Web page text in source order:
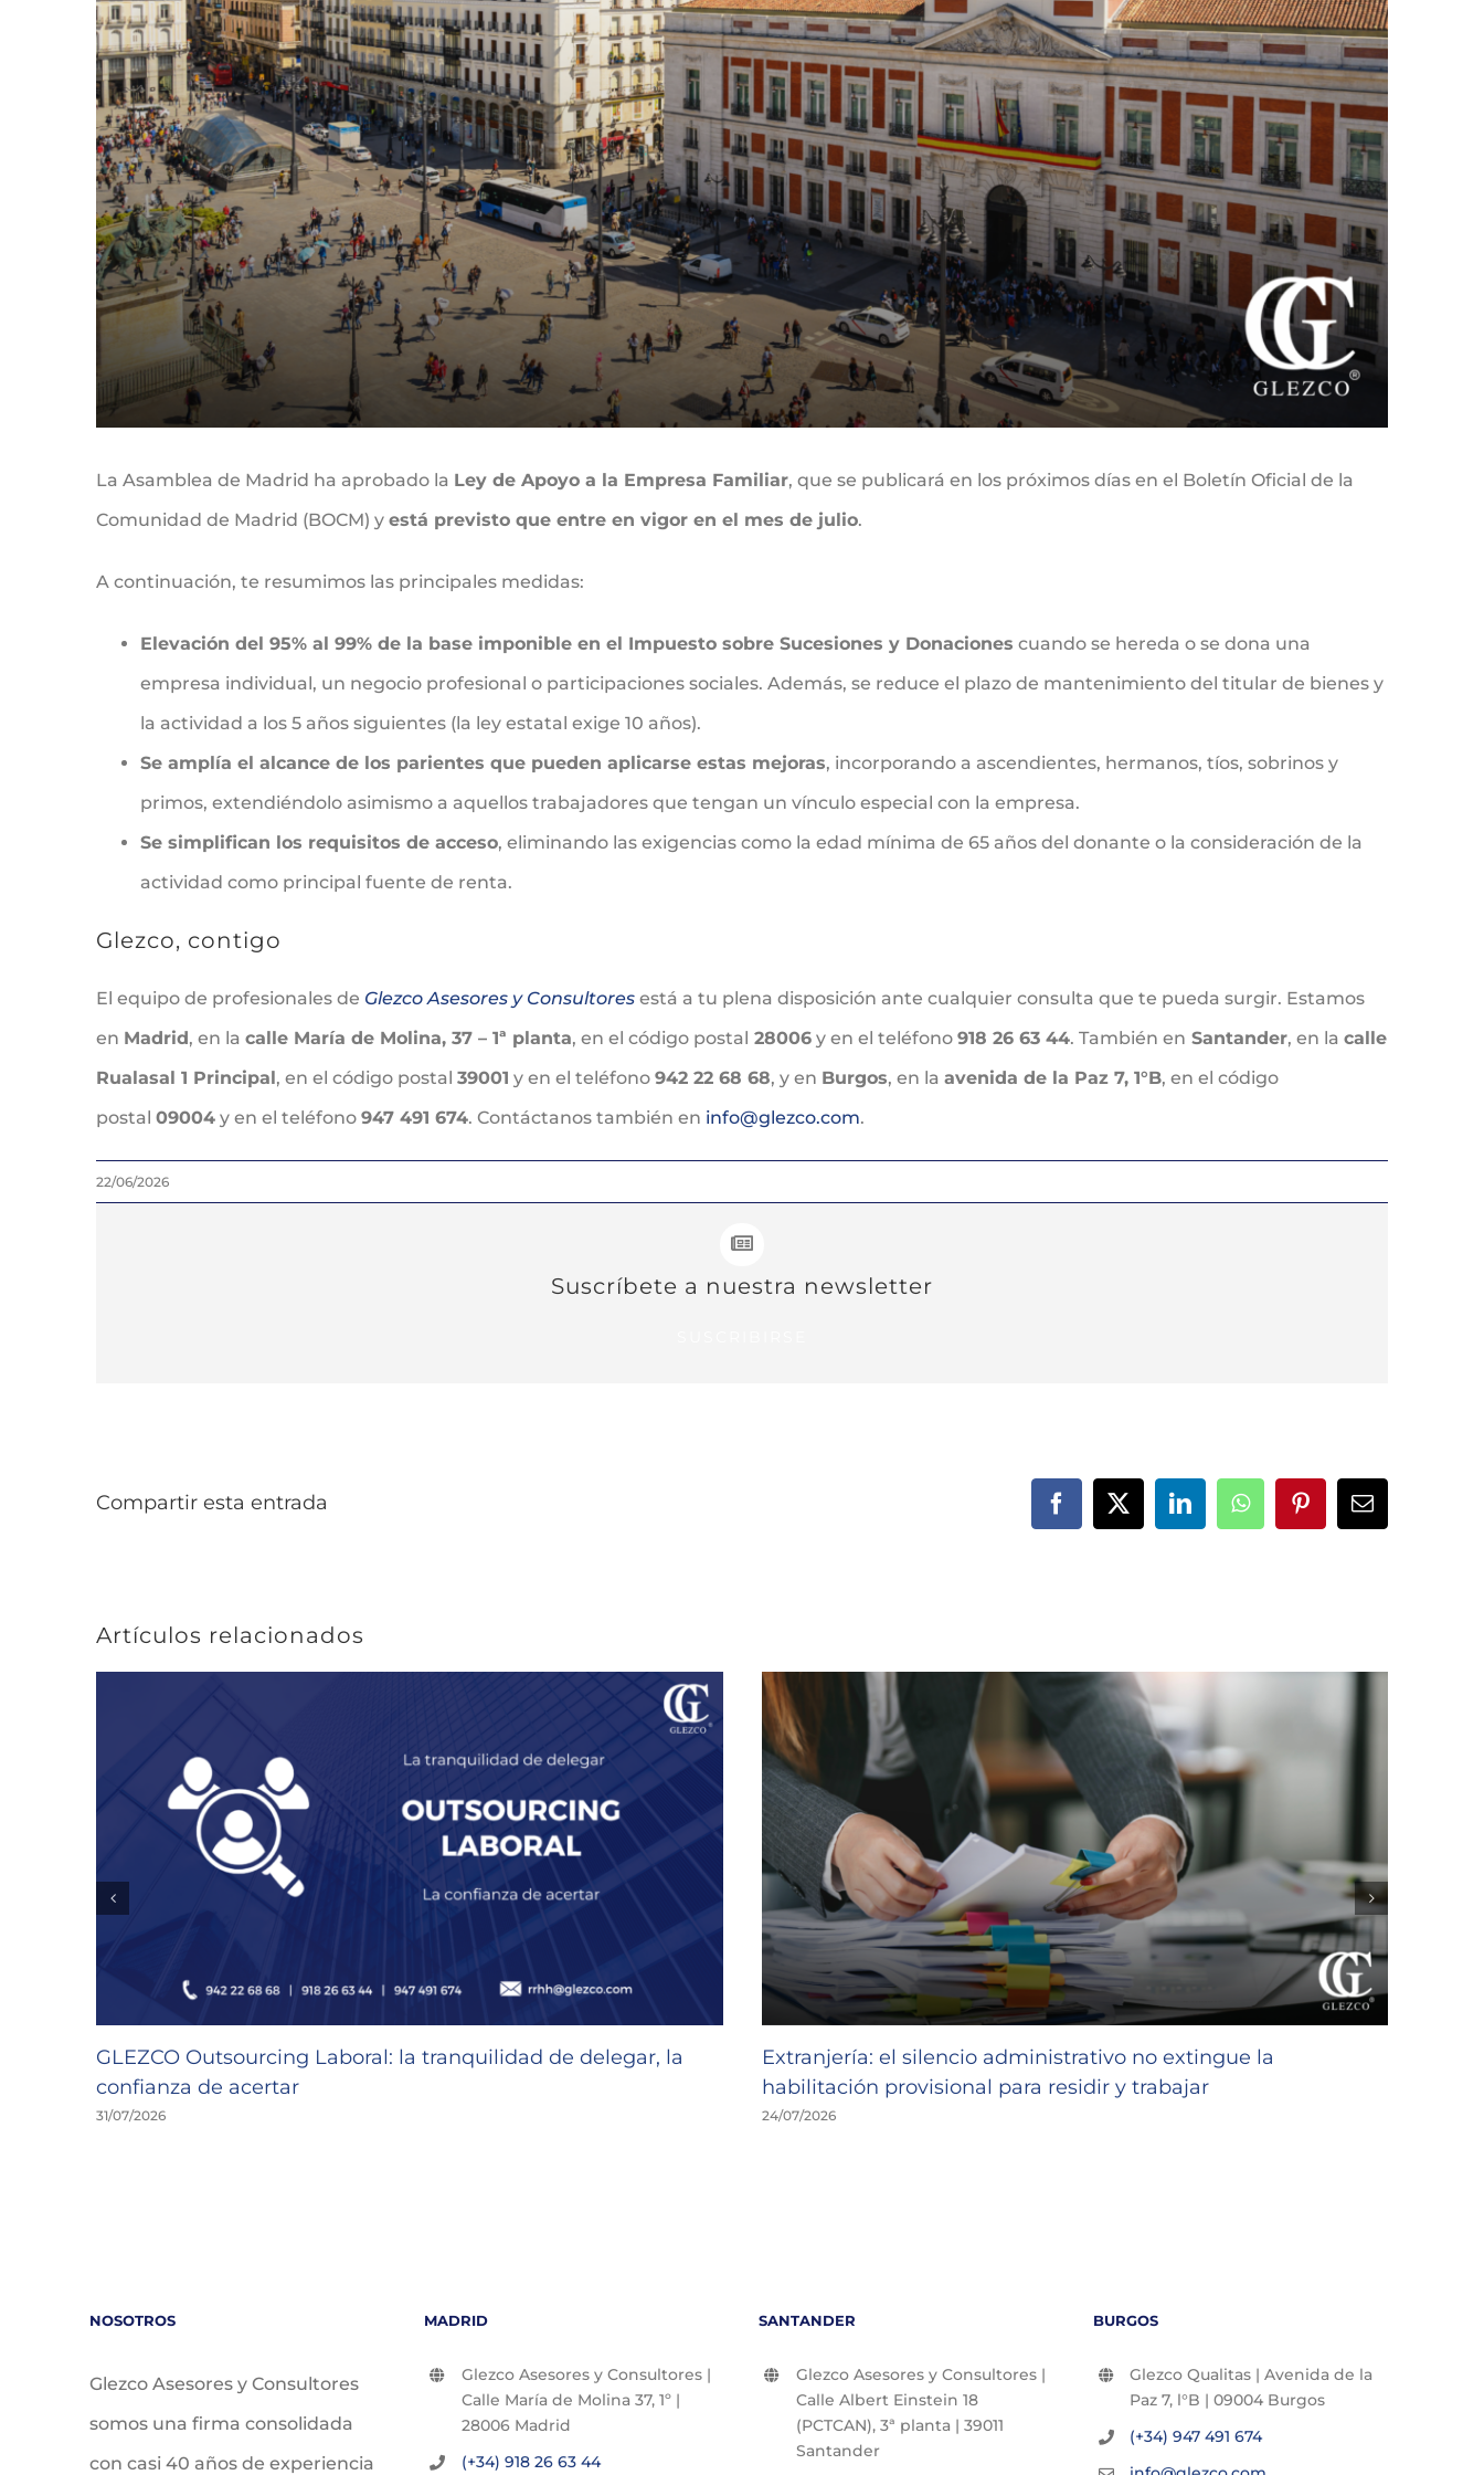
La Asamblea de Madrid ha aprobado la Ley de Apoyo a la Empresa Familiar, que se publicará en los próximos días en el Boletín Oficial de la
Comunidad de Madrid (BOCM) y está previsto que entre en vigor en el mes de julio.
A continuación, te resumimos las principales medidas:
Elevación del 95% al 99% de la base imponible en el Impuesto sobre Sucesiones y Donaciones cuando se hereda o se dona una
empresa individual, un negocio profesional o participaciones sociales. Además, se reduce el plazo de mantenimiento del titular de bienes y
la actividad a los 5 años siguientes (la ley estatal exige 10 años).
Se amplía el alcance de los parientes que pueden aplicarse estas mejoras, incorporando a ascendientes, hermanos, tíos, sobrinos y
primos, extendiéndolo asimismo a aquellos trabajadores que tengan un vínculo especial con la empresa.
Se simplifican los requisitos de acceso, eliminando las exigencias como la edad mínima de 65 años del donante o la consideración de la
actividad como principal fuente de renta.
Glezco, contigo
El equipo de profesionales de Glezco Asesores y Consultores está a tu plena disposición ante cualquier consulta que te pueda surgir. Estamos
en Madrid, en la calle María de Molina, 37 – 1ª planta, en el código postal 28006 y en el teléfono 918 26 63 44. También en Santander, en la calle
Rualasal 1 Principal, en el código postal 39001 y en el teléfono 942 22 68 68, y en Burgos, en la avenida de la Paz 7, 1°B, en el código
postal 09004 y en el teléfono 947 491 674. Contáctanos también en info@glezco.com.
22/06/2026
Suscríbete a nuestra newsletter
Compartir esta entrada Facebook
X LinkedInWhatsAppPinterestCorreo
electrónico
Artículos relacionados
GLEZCO Outsourcing Laboral: la tranquilidad de delegar, la
confianza de acertar
31/07/2026
Extranjería: el silencio administrativo no extingue la
habilitación provisional para residir y trabajar
24/07/2026
NOSOTROS
Glezco Asesores y Consultores
somos una firma consolidada
con casi 40 años de experiencia
MADRID
Glezco Asesores y Consultores |
Calle María de Molina 37, 1º |
28006 Madrid
(+34) 918 26 63 44
SANTANDER
Glezco Asesores y Consultores |
Calle Albert Einstein 18
(PCTCAN), 3ª planta | 39011
Santander
BURGOS
Glezco Qualitas | Avenida de la
Paz 7, l°B | 09004 Burgos
(+34) 947 491 674